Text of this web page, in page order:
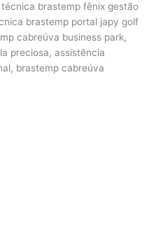
brastemp fênix gestão
brastemp portal japy golf
cabreúva business park,
preciosa, assistência
brastemp cabreúva